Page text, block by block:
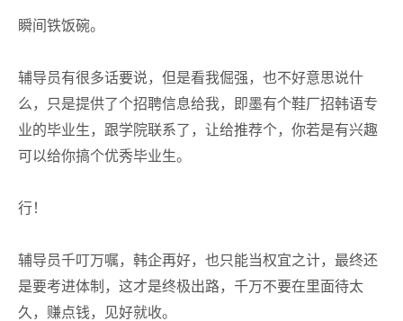
瞬间铁饭碗。
辅导员有很多话要说，但是看我倔强，也不好意思说什
么，只是提供了个招聘信息给我，即墨有个鞋厂招韩语专
业的毕业生，跟学院联系了，让给推荐个，你若是有兴趣
可以给你搞个优秀毕业生。
行！
辅导员千叮万嘱，韩企再好，也只能当权宜之计，最终还
是要考进体制，这才是终极出路，千万不要在里面待太
久，赚点钱，见好就收。